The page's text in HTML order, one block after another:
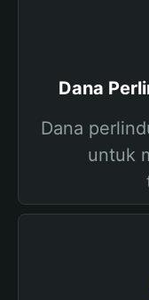
Dana
Dana
untuk